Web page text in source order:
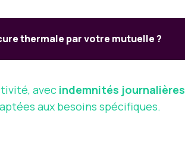
thermale par votre mutuelle ?
avec indemnités journalières
aux besoins spécifiques.